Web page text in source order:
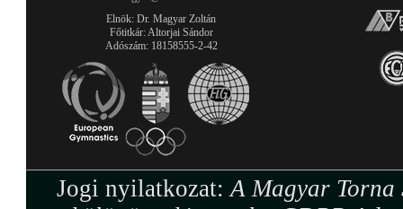
Elnök: Dr. Magyar Zoltán
Főtitkár: Altorjai Sándor
Adószám: 18158555-2-42
Jogi nyilatkozat:A Magyar Torna